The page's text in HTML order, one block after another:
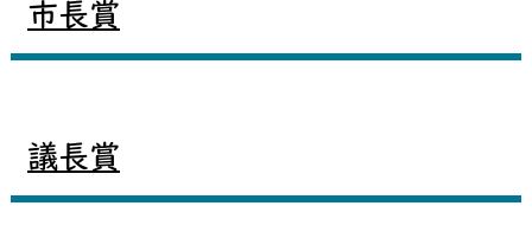
市長賞
議長賞